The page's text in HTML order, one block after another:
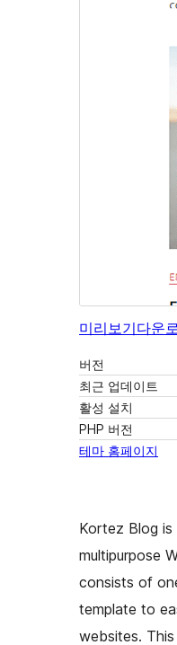
미리보기다운
버전
최근 업데이트
활성 설치
PHP 버전
테마 홈페이지
Kortez Blog
multipurpose
consists of
template to
websites.